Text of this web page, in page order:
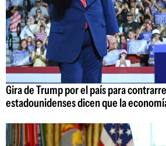
Gira de Trump por el país para
estadounidenses dicen que la